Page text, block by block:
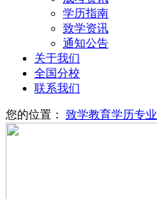
学历指南
致学资讯
通知公告
关于我们
全国分校
联系我们
您的位置： 致学教育学历专业